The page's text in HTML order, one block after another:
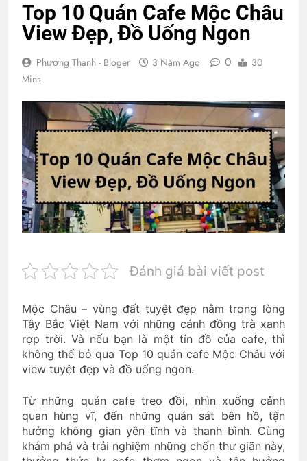
Top 10 Quán Cafe Mộc Châu
View Đẹp, Đồ Uống Ngon
Phương Thanh - Bloger 3 Năm Ago 0
30
Mins
Đánh giá bài viết post
Mộc Châu – vùng đất tuyệt đẹp nằm trong lòng
Tây Bắc Việt Nam với những cánh đồng trà xanh
rợp trời. Và nếu bạn là một tín đồ của cafe, thì
không thể bỏ qua Top 10 quán cafe Mộc Châu với
view tuyệt đẹp và đồ uống ngon.
Từ những quán cafe treo đồi, nhìn xuống cảnh
quan hùng vĩ, đến những quán sát bên hồ, tận
hưởng không gian yên tĩnh và thanh bình. Cùng
khám phá và trải nghiệm những chốn thư giãn này,